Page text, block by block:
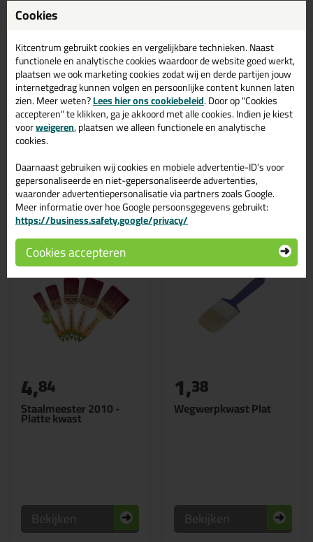
ANZA Super Traditional
Platte Kwast in 2,5 inch
(65mm breed)
Bestel de ANZA Super Traditional Platte Kwast in 2,5 inch (65mm
breed) vandaag nog! Vandaag besteld = morgen in huis.
Wil je meer weten over de toepassing en kenmerken van dit
product?Lees alles over dit product >
Gerelateerde producten
Staalmeester 2010 -
Platte kwast
4,84
Bekijken
Wegwerpkwast Plat
1,38
Bekijken
Cookies
Kitcentrum gebruikt cookies en vergelijkbare technieken. Naast
functionele en analytische cookies waardoor de website goed werkt,
plaatsen we ook marketing cookies zodat wij en derde partijen jouw
internetgedrag kunnen volgen en persoonlijke content kunnen laten
zien. Meer weten?Lees hier ons cookiebeleid. Door op "Cookies
accepteren" te klikken, ga je akkoord met alle cookies. Indien je kiest
voorweigeren, plaatsen we alleen functionele en analytische
cookies.
Daarnaast gebruiken wij cookies en mobiele advertentie-ID’s voor
gepersonaliseerde en niet-gepersonaliseerde advertenties,
waaronder advertentiepersonalisatie via partners zoals Google.
Meer informatie over hoe Google persoonsgegevens gebruikt:
https://business.safety.google/privacy/
Cookies accepteren